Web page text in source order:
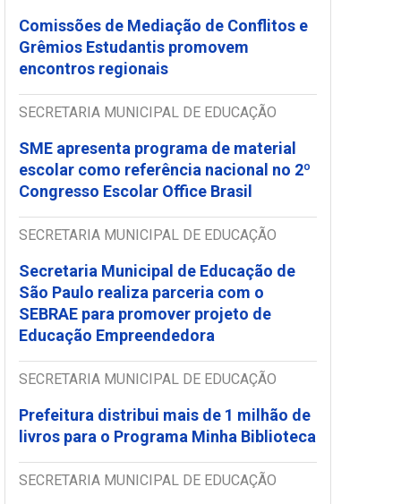
Comissões de Mediação de Conflitos e
Grêmios Estudantis promovem
encontros regionais
SECRETARIA MUNICIPAL DE EDUCAÇÃO
SME apresenta programa de material
escolar como referência nacional no 2º
Congresso Escolar Office Brasil
SECRETARIA MUNICIPAL DE EDUCAÇÃO
Secretaria Municipal de Educação de
São Paulo realiza parceria com o
SEBRAE para promover projeto de
Educação Empreendedora
SECRETARIA MUNICIPAL DE EDUCAÇÃO
Prefeitura distribui mais de 1 milhão de
livros para o Programa Minha Biblioteca
SECRETARIA MUNICIPAL DE EDUCAÇÃO